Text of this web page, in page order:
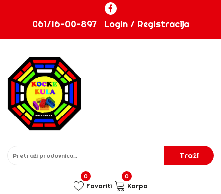
061/16-00-897 Login / Registracija
0
Favoriti
0
Korpa